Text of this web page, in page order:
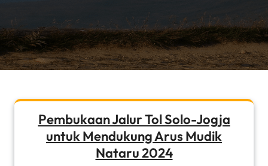
Pembukaan Jalur Tol Solo-Jogja
untuk Mendukung Arus Mudik
Nataru 2024